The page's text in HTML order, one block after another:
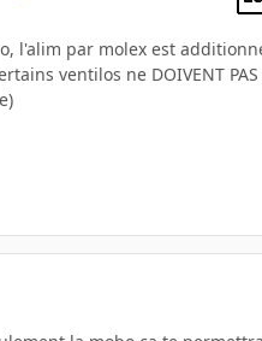
l'alim par molex est
ventilos ne DOIVENT